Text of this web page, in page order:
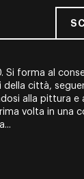
Si forma al
della città,
alla pittura e
volta in una